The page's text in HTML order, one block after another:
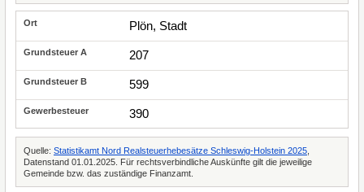
Plön, Stadt
207
599
390
Quelle: Statistikamt Nord Realsteuerhebesätze Schleswig-Holstein 2025
Datenstand 01.01.2025. Für rechtsverbindliche Auskünfte gilt die jeweilige
Gemeinde bzw. das zuständige Finanzamt.